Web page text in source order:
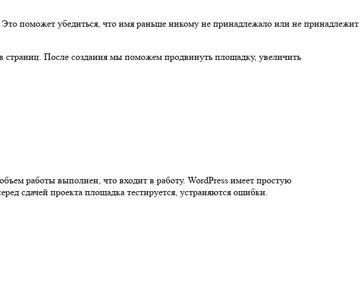
поможет убедиться, что имя раньше никому не принадлежало или не принадлежит
страниц. После создания мы поможем продвинуть площадку, увеличить
работы выполнен, что входит в работу. WordPress имеет простую
сдачей проекта площадка тестируется, устраняются ошибки.